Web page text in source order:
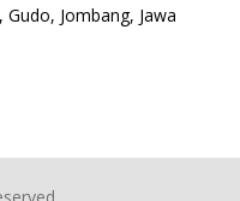
Gudo, Jombang, Jawa